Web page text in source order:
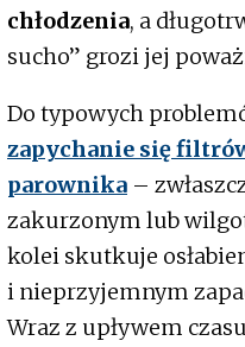
chłodzenia, a
sucho” grozi jej
Do typowych
zapychanie się
parownika –
zakurzonym lub
kolei skutkuje
i nieprzyjemnym
Wraz z upływem